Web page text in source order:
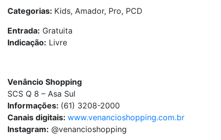
Categorias: Kids, Amador, Pro, PCD
Entrada: Gratuita
Indicação: Livre
Venâncio Shopping
SCS Q 8 – Asa Sul
Informações: (61) 3208-2000
Canais digitais: www.venancioshopping.com.br
Instagram: @venancioshopping